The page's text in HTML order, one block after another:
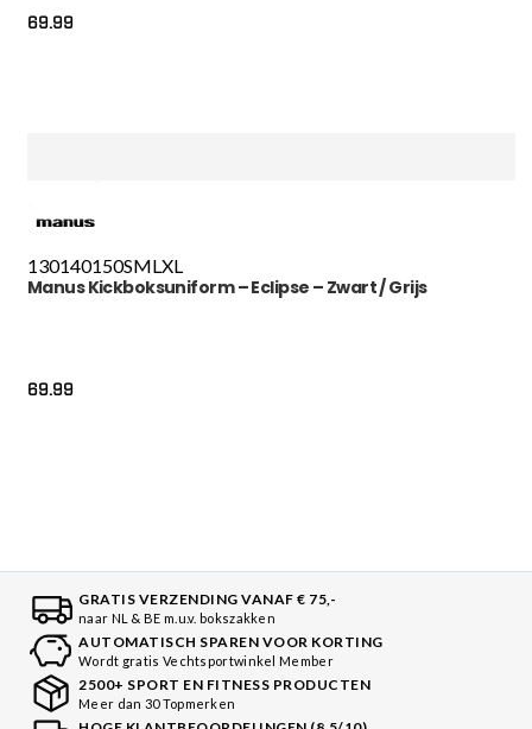
69.99
130140150SML XL
Manus Kickboksuniform – Eclipse – Zwart / Grijs
69.99
GRATIS VERZENDING VANAF € 75,-
naar NL & BE m.u.v. bokszakken
AUTOMATISCH SPAREN VOOR KORTING
Wordt gratis Vechtsportwinkel Member
2500+ SPORT EN FITNESS PRODUCTEN
Meer dan 30 Topmerken